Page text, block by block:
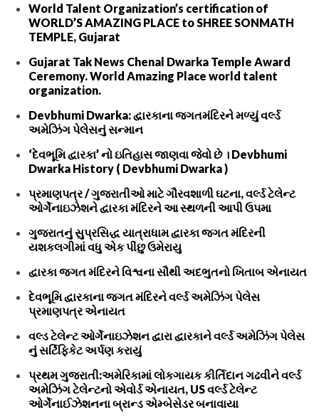
World Talent Organization’s certification of
WORLD’S AMAZING PLACE to SHREE SONMATH
TEMPLE, Gujarat
Gujarat Tak News Chenal Dwarka Temple Award
Ceremony. World Amazing Place world talent
organization.
Devbhumi Dwarka: દ્વારકાના જગતમંદિરને મળ્યું વર્લ્ડ
અમેઝિંગ પેલેસનું સન્માન
‘દેવભૂમિ દ્વારકા’ નો ઇતિહાસ જાણવા જેવો છે । Devbhumi
Dwarka History ( Devbhumi Dwarka )
પ્રમાણપત્ર / ગુજરાતીઓ માટે ગૌરવશાળી ઘટના, વર્લ્ડ ટેલેન્ટ
ઓર્ગેનાઇઝેશને દ્વારકા મંદિરને આ સ્થળની આપી ઉપમા
ગુજરાતનું સુપ્રસિદ્ધ યાત્રાધામ દ્વારકા જગત મંદિરની
યશકલગીમાં વધુ એક પીંછુ ઉમેરાયુ
દ્વારકા જગત મંદિરને વિશ્વના સૌથી અદભુતનો ખિતાબ એનાયત
દેવભૂમિ દ્વારકાના જગત મંદિરને વર્લ્ડ અમેઝિંગ પેલેસ
પ્રમાણપત્ર એનાયત
વલ્ડ ટેલેન્ટ ઓર્ગેનાઇઝેશન દ્વારા દ્વારકાને વર્લ્ડ અમેઝિંગ પેલેસ
નું સર્ટિફિકેટ અર્પણ કરાયું
પ્રથમ ગુજરાતી:અમેરિકામાં લોકગાયક કીર્તિદાન ગઢવીને વર્લ્ડ
અમેઝિંગ ટેલેન્ટનો એવોર્ડ એનાયત, US વર્લ્ડ ટેલેન્ટ
ઓર્ગેનાઈઝેશનના બ્રાન્ડ એમ્બેસેડર બનાવાયા